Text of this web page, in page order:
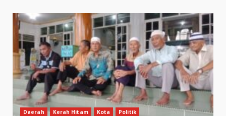
Daerah Kerah Hitam Kota Politik